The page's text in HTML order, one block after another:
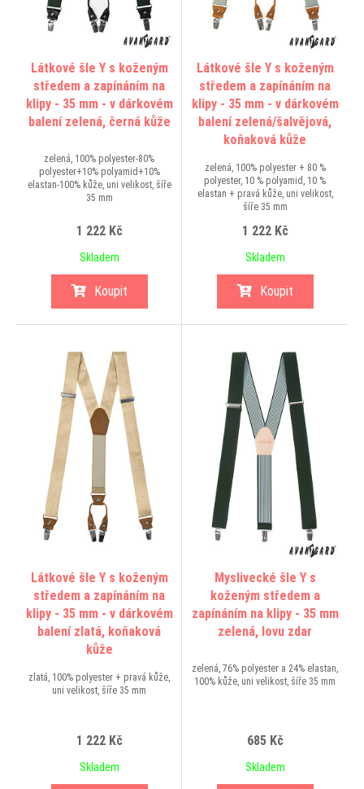
Látkové šle Y s koženým
středem a zapínáním na
klipy - 35 mm - v dárkovém
balení zelená, černá kůže
zelená, 100% polyester-80%
polyester+10% polyamid+10%
elastan-100% kůže, uni velikost, šíře
35 mm
1 222 Kč
Skladem
Koupit
Látkové šle Y s koženým
středem a zapínáním na
klipy - 35 mm - v dárkovém
balení zelená/šalvějová,
koňaková kůže
zelená, 100% polyester + 80 %
polyester, 10 % polyamid, 10 %
elastan + pravá kůže, uni velikost,
šíře 35 mm
1 222 Kč
Skladem
Koupit
Látkové šle Y s koženým
středem a zapínáním na
klipy - 35 mm - v dárkovém
balení zlatá, koňaková
kůže
zlatá, 100% polyester + pravá kůže,
uni velikost, šíře 35 mm
1 222 Kč
Skladem
Myslivecké šle Y s
koženým středem a
zapínáním na klipy - 35 mm
zelená, lovu zdar
zelená, 76% polyester a 24% elastan,
100% kůže, uni velikost, šíře 35 mm
685 Kč
Skladem